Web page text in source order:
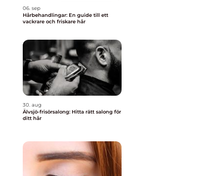
06. sep
Hårbehandlingar: En guide till ett
vackrare och friskare hår
30. aug
Älvsjö-frisörsalong: Hitta rätt salong för
ditt hår